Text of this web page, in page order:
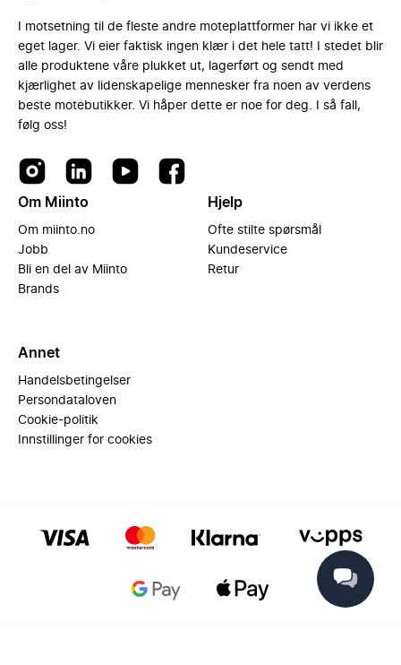
I motsetning til de fleste andre moteplattformer har vi ikke et
eget lager. Vi eier faktisk ingen klær i det hele tatt! I stedet blir
alle produktene våre plukket ut, lagerført og sendt med
kjærlighet av lidenskapelige mennesker fra noen av verdens
beste motebutikker. Vi håper dette er noe for deg. I så fall,
følg oss!
Om Miinto
Om miinto.no
Jobb
Bli en del av Miinto
Brands
Hjelp
Ofte stilte spørsmål
Kundeservice
Retur
Annet
Handelsbetingelser
Persondataloven
Cookie-politik
Innstillinger for cookies